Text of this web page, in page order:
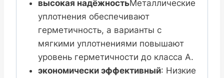
высокая надёжностьМеталлические
уплотнения обеспечивают
герметичность, а варианты с
мягкими уплотнениями повышают
уровень герметичности до класса A.
экономически эффективный: Низкие